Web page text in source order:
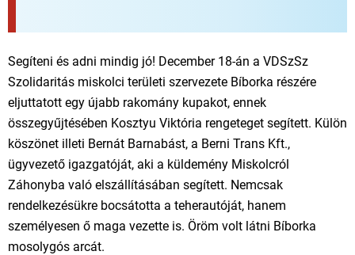
Segíteni és adni mindig jó! December 18-án a VDSzSz
Szolidaritás miskolci területi szervezete Bíborka részére
eljuttatott egy újabb rakomány kupakot, ennek
összegyűjtésében Kosztyu Viktória rengeteget segített. Külön
köszönet illeti Bernát Barnabást, a Berni Trans Kft.,
ügyvezető igazgatóját, aki a küldemény Miskolcról
Záhonyba való elszállításában segített. Nemcsak
rendelkezésükre bocsátotta a teherautóját, hanem
személyesen ő maga vezette is. Öröm volt látni Bíborka
mosolygós arcát.